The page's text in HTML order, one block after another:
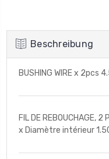
Beschreibung
BUSHING WIRE x 2pcs
FIL DE REBOUCHAGE,
x Diamètre intérieur